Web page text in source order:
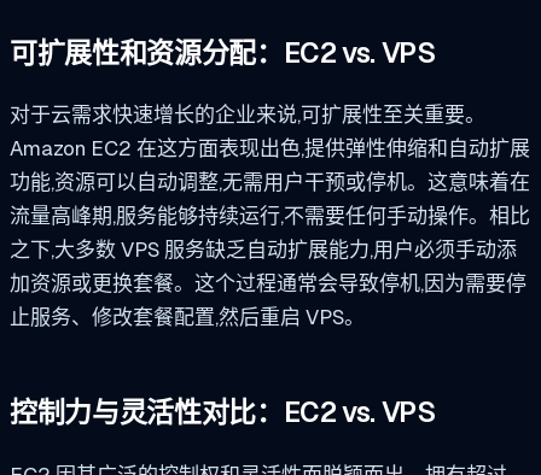
可扩展性和资源分配：EC2 vs. VPS
对于云需求快速增长的企业来说,可扩展性至关重要。
Amazon EC2 在这方面表现出色,提供弹性伸缩和自动扩展
功能,资源可以自动调整,无需用户干预或停机。这意味着在
流量高峰期,服务能够持续运行,不需要任何手动操作。相比
之下,大多数 VPS 服务缺乏自动扩展能力,用户必须手动添
加资源或更换套餐。这个过程通常会导致停机,因为需要停
止服务、修改套餐配置,然后重启 VPS。
控制力与灵活性对比：EC2 vs. VPS